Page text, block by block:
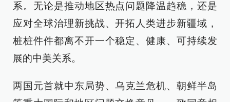
系。无论是推动地区热点问题降温趋稳，还是
应对全球治理新挑战、开拓人类进步新疆域，
桩桩件件都离不开一个稳定、健康、可持续发
展的中美关系。
两国元首就中东局势、乌克兰危机、朝鲜半岛